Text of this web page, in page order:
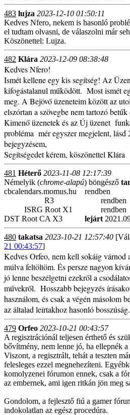
483 lujza 2023-12-10 01:50:11
Kedves Nfero, nekem is hasonló
el tudtam olvasni, de válaszolni már
Köszönettel: Lujza.
482 Klára 2023-12-09 08:38:48
Kedves Nfero!
Ismét kellene egy kis segítség! Az
kifogástalanul működött. Most ismét
meg. A Bejövő üzeneteim között az
elszórtan a szövegbe nem tartozó
Kimenő üzenetek és az Új üzenet
probléma mér egyszer megjelent, lásd
bejegyzésem,
Segítségedet kérem, köszönettel Klára
481 Héterő 2023-11-08 12:17:39
Némelyik (chrome-alapú) böngésző
cbcalendars.momus.hu
rendben
R3
rendben
ISRG Root X1
rendben
DST Root CA X3
lejárt
480 takatsa 2023-10-21 12:57:40
21 00:43:57]
Kedves Orfeo, nem kell sokáig várnod
múlva feltöltöm. És persze nagyon
jó lenne beszélgetni ezekről a
művekről. Hosszabb bejegyzés
használom, és csak a végén másolom
az általad leírtakhoz hasonló bosszúság.
479 Orfeo 2023-10-21 00:43:57
A regisztrációnál teljesen érthető és
bővítmény, nem lenne jó, ha ellepnék
Viszont, a regisztrált, tehát a teszten
felesleges ezzel megnehezíteni.
komolyzenei fórumon ennek, csak a
az embernek, ami igen ritkán jön meg
Gondolom, a fejlesztő fiú a gamer
indokolatlan az egész procedúra.